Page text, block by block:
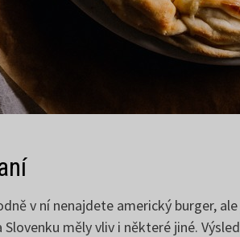
v ní nenajdete americký burger,
měly vliv i některé jiné.